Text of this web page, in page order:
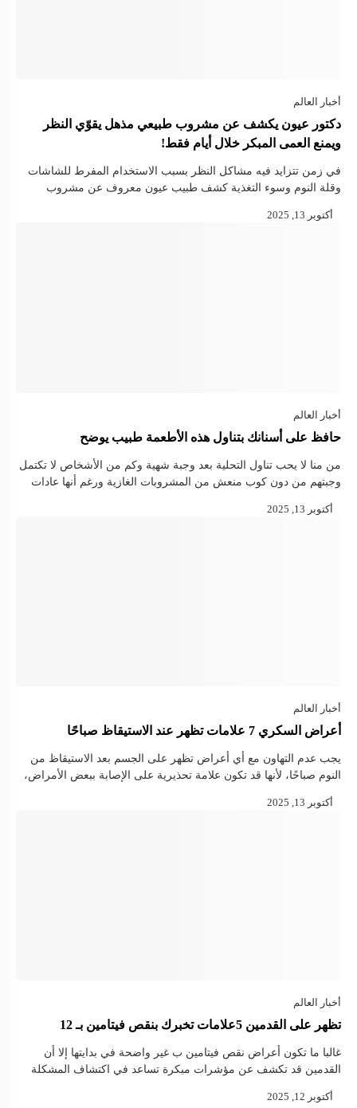
دكتور عيون يكشف عن مشروب طبيعي مذهل يقوّي النظر
ويمنع العمى المبكر خلال أيام فقط!
في زمن تتزايد فيه مشاكل النظر بسبب الاستخدام المفرط للشاشات
وقلة النوم وسوء التغذية كشف طبيب عيون معروف عن مشروب
حافظ على أسنانك بتناول هذه الأطعمة طبيب يوضح
من منا لا يحب تناول التحلية بعد وجبة شهية وكم من الأشخاص لا تكتمل
وجبتهم من دون كوب منعش من المشروبات الغازية ورغم أنها عادات
أعراض السكري 7 علامات تظهر عند الاستيقاظ صباحًا
يجب عدم التهاون مع أي أعراض تظهر على الجسم بعد الاستيقاظ من
النوم صباحًا، لأنها قد تكون علامة تحذيرية على الإصابة ببعض الأمراض،
تظهر على القدمين 5علامات تخبرك بنقص فيتامين بـ 12
غالبا ما تكون أعراض نقص فيتامين ب غير واضحة في بدايتها إلا أن
القدمين قد تكشف عن مؤشرات مبكرة تساعد في اكتشاف المشكلة